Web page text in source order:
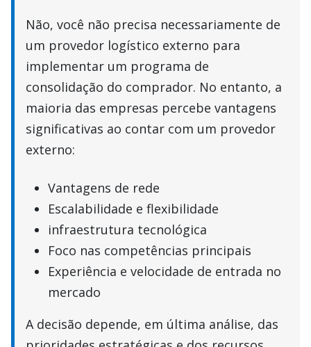
Não, você não precisa necessariamente de
um provedor logístico externo para
implementar um programa de
consolidação do comprador. No entanto, a
maioria das empresas percebe vantagens
significativas ao contar com um provedor
externo:
Vantagens de rede
Escalabilidade e flexibilidade
infraestrutura tecnológica
Foco nas competências principais
Experiência e velocidade de entrada no
mercado
A decisão depende, em última análise, das